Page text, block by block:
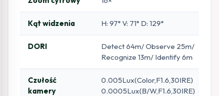
Kąt widzenia H: 97° V: 71° D: 129°
DORI
Detect 64m/ Observe 25m/
Recognize 13m/ Identify 6m
Czułość
kamery
0.005Lux(Color,F1.6,30IRE)
0.0005Lux(B/W,F1.6,30IRE)